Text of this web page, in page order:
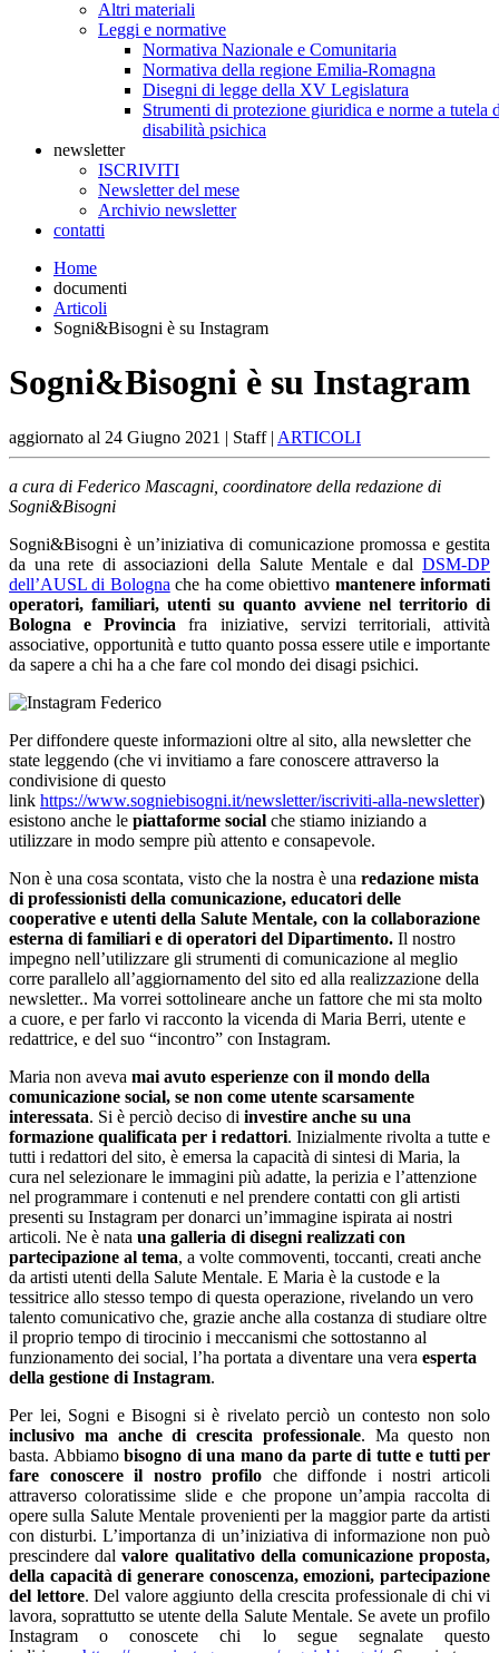
Altri materiali
Leggi e normative
Normativa Nazionale e Comunitaria
Normativa della regione Emilia-Romagna
Disegni di legge della XV Legislatura
Strumenti di protezione giuridica e norme a tutela
disabilità psichica
newsletter
ISCRIVITI
Newsletter del mese
Archivio newsletter
contatti
Home
documenti
Articoli
Sogni&Bisogni è su Instagram
Sogni&Bisogni è su Instagram
aggiornato al 24 Giugno 2021 | Staff | ARTICOLI
a cura di Federico Mascagni, coordinatore della redazione di
Sogni&Bisogni
Sogni&Bisogni è un’iniziativa di comunicazione promossa e gestita
da una rete di associazioni della Salute Mentale e dal DSM-DP
dell’AUSL di Bologna che ha come obiettivo mantenere informati
operatori, familiari, utenti su quanto avviene nel territorio di
Bologna e Provincia fra iniziative, servizi territoriali, attività
associative, opportunità e tutto quanto possa essere utile e importante
da sapere a chi ha a che fare col mondo dei disagi psichici.
Per diffondere queste informazioni oltre al sito, alla newsletter che
state leggendo (che vi invitiamo a fare conoscere attraverso la
condivisione di questo
link https://www.sogniebisogni.it/newsletter/iscriviti-alla-newsletter)
esistono anche le piattaforme social che stiamo iniziando a
utilizzare in modo sempre più attento e consapevole.
Non è una cosa scontata, visto che la nostra è una redazione mista
di professionisti della comunicazione, educatori delle
cooperative e utenti della Salute Mentale, con la collaborazione
esterna di familiari e di operatori del Dipartimento. Il nostro
impegno nell’utilizzare gli strumenti di comunicazione al meglio
corre parallelo all’aggiornamento del sito ed alla realizzazione della
newsletter.. Ma vorrei sottolineare anche un fattore che mi sta molto
a cuore, e per farlo vi racconto la vicenda di Maria Berri, utente e
redattrice, e del suo “incontro” con Instagram.
Maria non aveva mai avuto esperienze con il mondo della
comunicazione social, se non come utente scarsamente
interessata. Si è perciò deciso di investire anche su una
formazione qualificata per i redattori. Inizialmente rivolta a tutte e
tutti i redattori del sito, è emersa la capacità di sintesi di Maria, la
cura nel selezionare le immagini più adatte, la perizia e l’attenzione
nel programmare i contenuti e nel prendere contatti con gli artisti
presenti su Instagram per donarci un’immagine ispirata ai nostri
articoli. Ne è nata una galleria di disegni realizzati con
partecipazione al tema, a volte commoventi, toccanti, creati anche
da artisti utenti della Salute Mentale. E Maria è la custode e la
tessitrice allo stesso tempo di questa operazione, rivelando un vero
talento comunicativo che, grazie anche alla costanza di studiare oltre
il proprio tempo di tirocinio i meccanismi che sottostanno al
funzionamento dei social, l’ha portata a diventare una vera esperta
della gestione di Instagram.
Per lei, Sogni e Bisogni si è rivelato perciò un contesto non solo
inclusivo ma anche di crescita professionale. Ma questo non
basta. Abbiamo bisogno di una mano da parte di tutte e tutti per
fare conoscere il nostro profilo che diffonde i nostri articoli
attraverso coloratissime slide e che propone un’ampia raccolta di
opere sulla Salute Mentale provenienti per la maggior parte da artisti
con disturbi. L’importanza di un’iniziativa di informazione non può
prescindere dalvalore qualitativo della comunicazione proposta,
della capacità di generare conoscenza, emozioni, partecipazione
del lettore. Del valore aggiunto della crescita professionale di chi vi
lavora, soprattutto se utente della Salute Mentale. Se avete un profilo
Instagram o conoscete chi lo segue segnalate questo